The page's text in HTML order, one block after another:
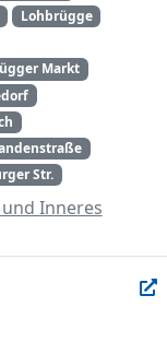
Lohbrügge
Markt
Str.
Inneres